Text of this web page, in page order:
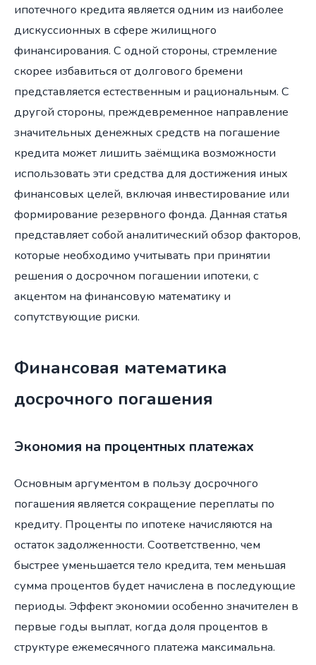
ипотечного кредита является одним из наиболее
дискуссионных в сфере жилищного
финансирования. С одной стороны, стремление
скорее избавиться от долгового бремени
представляется естественным и рациональным. С
другой стороны, преждевременное направление
значительных денежных средств на погашение
кредита может лишить заёмщика возможности
использовать эти средства для достижения иных
финансовых целей, включая инвестирование или
формирование резервного фонда. Данная статья
представляет собой аналитический обзор факторов,
которые необходимо учитывать при принятии
решения о досрочном погашении ипотеки, с
акцентом на финансовую математику и
сопутствующие риски.
Финансовая математика
досрочного погашения
Экономия на процентных платежах
Основным аргументом в пользу досрочного
погашения является сокращение переплаты по
кредиту. Проценты по ипотеке начисляются на
остаток задолженности. Соответственно, чем
быстрее уменьшается тело кредита, тем меньшая
сумма процентов будет начислена в последующие
периоды. Эффект экономии особенно значителен в
первые годы выплат, когда доля процентов в
структуре ежемесячного платежа максимальна.